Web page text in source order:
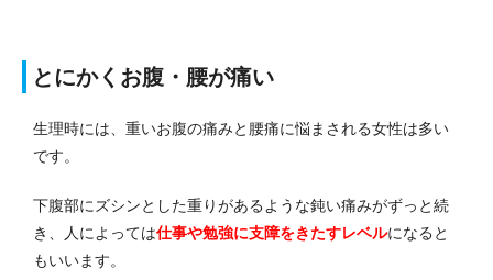
とにかくお腹・腰が痛い
生理時には、重いお腹の痛みと腰痛に悩まされる女性は多い
です。
下腹部にズシンとした重りがあるような鈍い痛みがずっと続
き、人によっては仕事や勉強に支障をきたすレベルになると
もいいます。